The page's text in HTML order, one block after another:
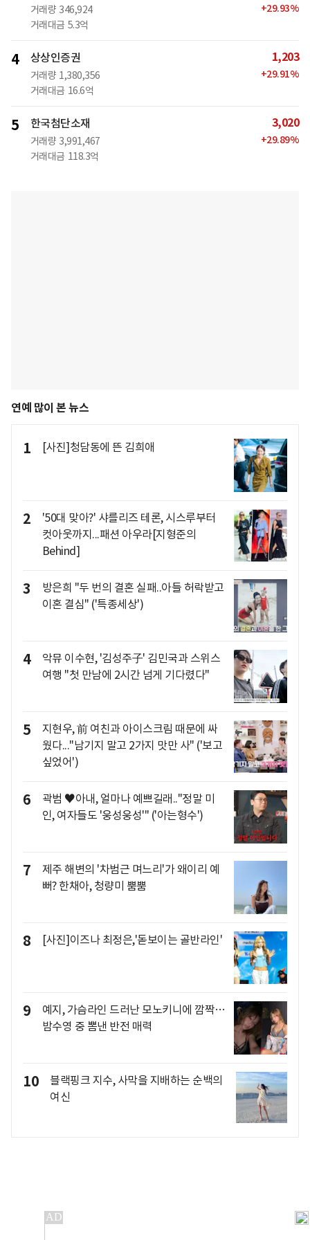
거래량 346,924
거래대금 5.3억
+29.93%
4 상상인증권
거래량 1,380,356
거래대금 16.6억
1,203
+29.91%
5 한국첨단소재
거래량 3,991,467
거래대금 118.3억
3,020
+29.89%
연예 많이 본 뉴스
1 [사진]청담동에 뜬 김희애
2
'50대 맞아?' 샤를리즈 테론, 시스루부터
컷아웃까지...패션 아우라[지형준의
Behind]
3
방은희 "두 번의 결혼 실패..아들 허락받고
이혼 결심" ('특종세상')
4
악뮤 이수현, '김성주子' 김민국과 스위스
여행 "첫 만남에 2시간 넘게 기다렸다"
5
지현우, 前 여친과 아이스크림 때문에 싸
웠다..."남기지 말고 2가지 맛만 사" ('보고
싶었어')
6
곽범 ♥아내, 얼마나 예쁘길래.."정말 미
인, 여자들도 '웅성웅성'" ('아는형수')
7
제주 해변의 '차범근 며느리'가 왜이리 예
뻐? 한채아, 청량미 뿜뿜
8 [사진]이즈나 최정은,'돋보이는 골반라인'
9
예지, 가슴라인 드러난 모노키니에 깜짝…
밤수영 중 뽐낸 반전 매력
10
블랙핑크 지수, 사막을 지배하는 순백의
여신